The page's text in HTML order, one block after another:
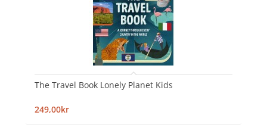
The Travel Book Lonely Planet Kids
249,00kr